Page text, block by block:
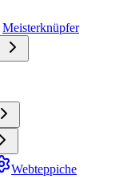
Meisterknüpfer
Webteppiche